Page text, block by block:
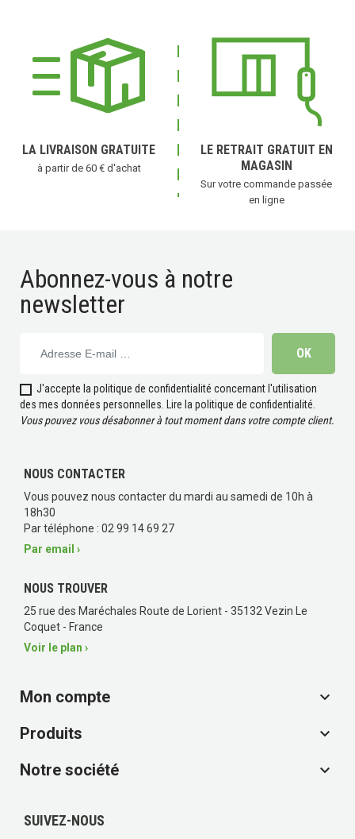
LA LIVRAISON GRATUITE
à partir de 60 € d'achat
LE RETRAIT GRATUIT EN
MAGASIN
Sur votre commande passée
en ligne
Abonnez-vous à notre
newsletter
J'accepte la politique de confidentialité concernant l'utilisation
des mes données personnelles. Lire la politique de confidentialité.
Vous pouvez vous désabonner à tout moment dans votre compte client.
NOUS CONTACTER
Vous pouvez nous contacter du mardi au samedi de 10h à
18h30
Par téléphone : 02 99 14 69 27
Par email ›
NOUS TROUVER
25 rue des Maréchales Route de Lorient - 35132 Vezin Le
Coquet - France
Voir le plan ›
Mon compte

Produits

Notre société

SUIVEZ-NOUS